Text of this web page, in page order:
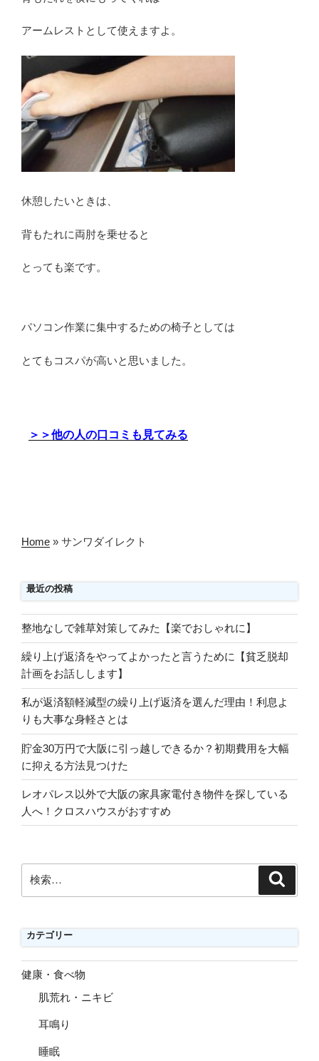
アームレストとして使えますよ。
休憩したいときは、
背もたれに両肘を乗せると
とっても楽です。
パソコン作業に集中するための椅子としては
とてもコスパが高いと思いました。
＞＞他の人の口コミも見てみる
Home » サンワダイレクト
最近の投稿
整地なしで雑草対策してみた【楽でおしゃれに】
繰り上げ返済をやってよかったと言うために【貧乏脱却
計画をお話しします】
私が返済額軽減型の繰り上げ返済を選んだ理由！利息よ
りも大事な身軽さとは
貯金30万円で大阪に引っ越しできるか？初期費用を大幅
に抑える方法見つけた
レオパレス以外で大阪の家具家電付き物件を探している
人へ！クロスハウスがおすすめ
索:
カテゴリー
健康・食べ物
肌荒れ・ニキビ
耳鳴り
睡眠